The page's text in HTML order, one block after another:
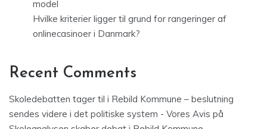
model
Hvilke kriterier ligger til grund for rangeringer af
onlinecasinoer i Danmark?
Recent Comments
Skoledebatten tager til i Rebild Kommune – beslutning
sendes videre i det politiske system - Vores Avis på